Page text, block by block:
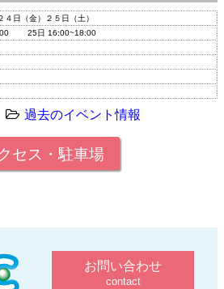
４日（金）２５日（土）
25日 16:00~18:00
過去のイベント情報
セス・駐車場
お問い合わせ
contact